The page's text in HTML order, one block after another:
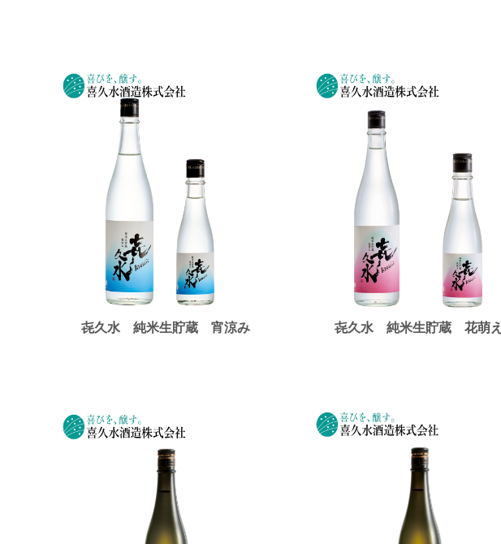
㐂久水 純米生貯蔵 宵涼み 㐂久水 純米生貯蔵 花萌え